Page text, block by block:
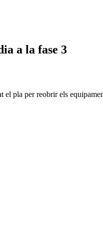
a la fase 3
pla per reobrir els